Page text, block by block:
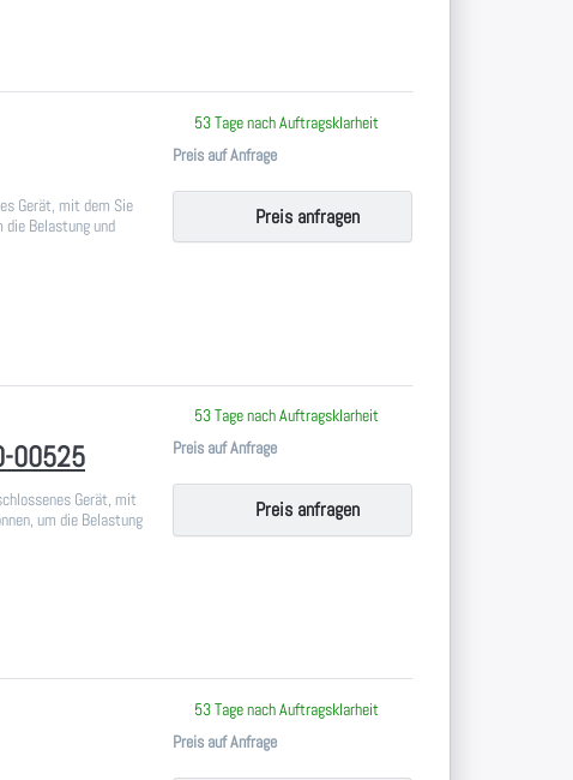
keine Bewertungen vor.
Gerät, mit dem Sie
die Belastung und
53 Tage nach Auftragsklarheit
Preis auf Anfrage
Preis anfragen
keine Bewertungen vor.
00525
Gerät, mit
um die Belastung
53 Tage nach Auftragsklarheit
Preis auf Anfrage
Preis anfragen
keine Bewertungen vor.53 Tage nach Auftragsklarheit
Preis auf Anfrage